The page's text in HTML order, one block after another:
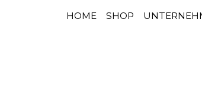
HAUPTNAVIGATION
HOME SHOP